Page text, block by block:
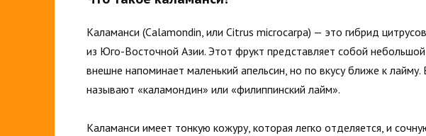
Каламанси (Calamondin, или Citrus microcarpa) — это гибрид
из Юго-Восточной Азии. Этот фрукт представляет собой
внешне напоминает маленький апельсин, но по вкусу ближе к
называют «каламондин» или «филиппинский лайм».
Каламанси имеет тонкую кожуру, которая легко отделяется, и